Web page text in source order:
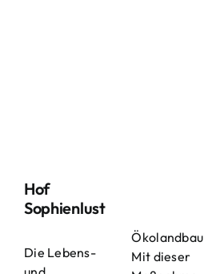
Hof
Sophienlust
Die Lebens-
Ökolandbau
Mit dieser